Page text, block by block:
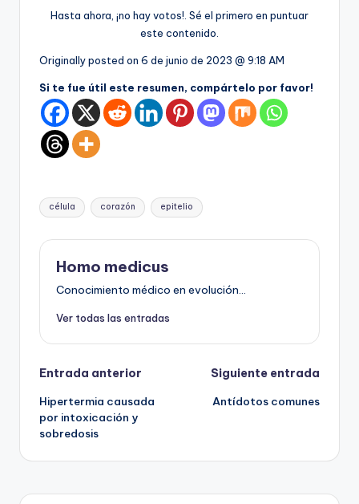
Hasta ahora, ¡no hay votos!. Sé el primero en puntuar
este contenido.
Originally posted on 6 de junio de 2023 @ 9:18 AM
Si te fue útil este resumen, compártelo por favor!
Etiquetas:
célula corazón epitelio
Homo medicus
Conocimiento médico en evolución...
Ver todas las entradas
Navegación
de
entradas
Entrada anterior
Hipertermia causada
por intoxicación y
sobredosis
Siguiente entrada
Antídotos comunes